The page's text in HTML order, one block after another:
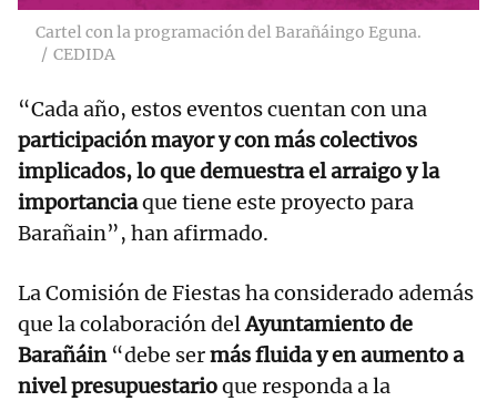
Cartel con la programación del Barañáingo Eguna.
CEDIDA
“Cada año, estos eventos cuentan con una
participación mayor y con más colectivos
implicados, lo que demuestra el arraigo y la
importanciaque tiene este proyecto para
Barañain”, han afirmado.
La Comisión de Fiestas ha considerado además
que la colaboración delAyuntamiento de
Barañáin“debe sermás fluida y en aumento a
nivel presupuestarioque responda a la